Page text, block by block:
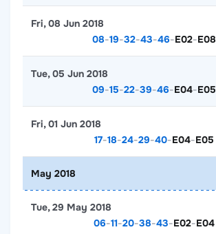
08-19-32-43-46-E02-E08
Fri, 08 Jun 2018
09-15-22-39-46-E04-E05
Tue, 05 Jun 2018
17-18-24-29-40-E04-E05
Fri, 01 Jun 2018
May 2018
06-11-20-38-43-E02-E04
Tue, 29 May 2018